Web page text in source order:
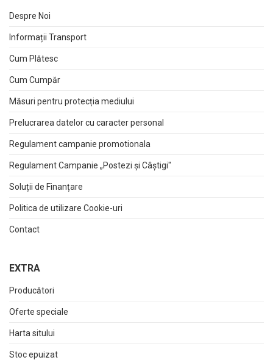
Despre Noi
Informații Transport
Cum Plătesc
Cum Cumpăr
Măsuri pentru protecția mediului
Prelucrarea datelor cu caracter personal
Regulament campanie promotionala
Regulament Campanie „Postezi și Câștigi"
Soluții de Finanțare
Politica de utilizare Cookie-uri
Contact
EXTRA
Producători
Oferte speciale
Harta sitului
Stoc epuizat